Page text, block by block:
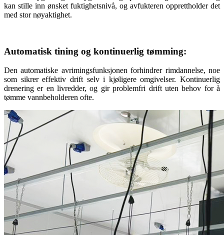
kan stille inn ønsket fuktighetsnivå, og avfukteren opprettholder det
med stor nøyaktighet.
Automatisk tining og kontinuerlig tømming:
Den automatiske avrimingsfunksjonen forhindrer rimdannelse, noe
som sikrer effektiv drift selv i kjøligere omgivelser. Kontinuerlig
drenering er en livredder, og gir problemfri drift uten behov for å
tømme vannbeholderen ofte.